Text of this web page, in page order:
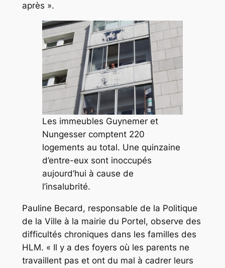
après ».
Les immeubles Guynemer et
Nungesser comptent 220
logements au total. Une quinzaine
d’entre-eux sont inoccupés
aujourd’hui à cause de
l’insalubrité.
Pauline Becard, responsable de la Politique
de la Ville à la mairie du Portel, observe des
difficultés chroniques dans les familles des
HLM. « Il y a des foyers où les parents ne
travaillent pas et ont du mal à cadrer leurs